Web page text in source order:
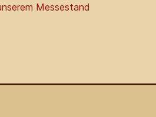
Messestand